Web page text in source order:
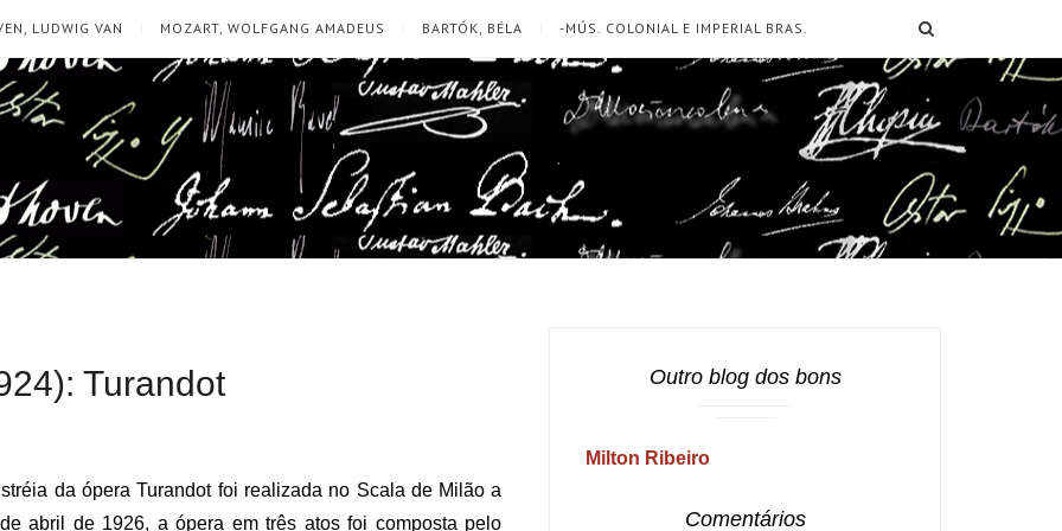
LUDWIG VAN MOZART, WOLFGANG AMADEUS BARTÓK, BÉLA -MÚS. COLONIAL E IMPERIAL BRAS.
Turandot
da ópera Turandot foi realizada no Scala de Milão a
abril de 1926, a ópera em três atos foi composta pelo
Outro blog dos bons
Milton Ribeiro
Comentários